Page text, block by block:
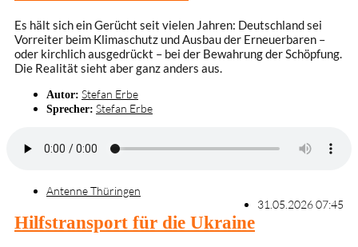
Es hält sich ein Gerücht seit vielen Jahren: Deutschland sei
Vorreiter beim Klimaschutz und Ausbau der Erneuerbaren –
oder kirchlich ausgedrückt – bei der Bewahrung der Schöpfung.
Die Realität sieht aber ganz anders aus.
Autor: Stefan Erbe
Sprecher: Stefan Erbe
Antenne Thüringen
31.05.2026 07:45
Hilfstransport für die Ukraine